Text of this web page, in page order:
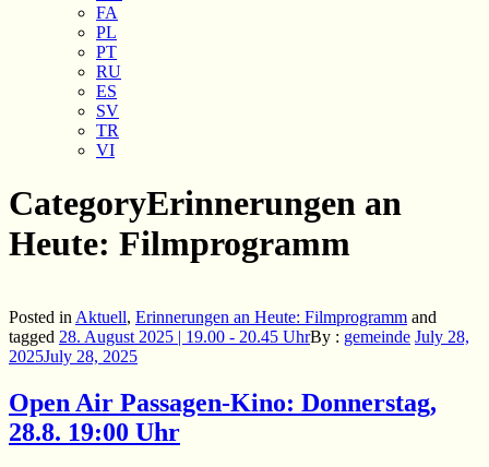
FA
PL
PT
RU
ES
SV
TR
VI
CategoryErinnerungen an
Heute: Filmprogramm
Posted in Aktuell, Erinnerungen an Heute: Filmprogramm and
tagged 28. August 2025 | 19.00 - 20.45 UhrBy : gemeinde July 28,
2025July 28, 2025
Open Air Passagen-Kino: Donnerstag,
28.8. 19:00 Uhr